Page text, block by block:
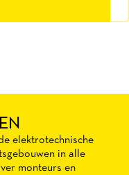
elektrotechnische
in alle
monteurs en